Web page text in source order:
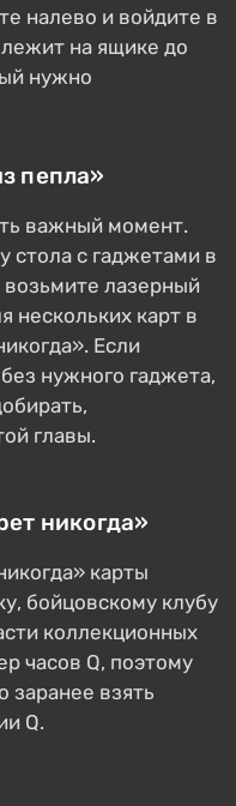
налево и войдите в
на ящике до
нужно
пепла»
важный момент.
стола с гаджетами в
возьмите лазерный
нескольких карт в
Если
нужного гаджета,
главы.
никогда»
карты
бойцовскому клубу
коллекционных
часов Q, поэтому
заранее взять
Q.